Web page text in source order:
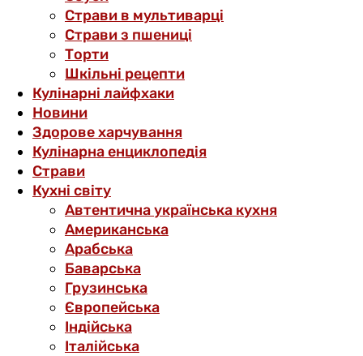
Страви в мультиварці
Страви з пшениці
Торти
Шкільні рецепти
Кулінарні лайфхаки
Новини
Здорове харчування
Кулінарна енциклопедія
Страви
Кухні світу
Автентична українська кухня
Американська
Арабська
Баварська
Грузинська
Європейська
Індійська
Італійська